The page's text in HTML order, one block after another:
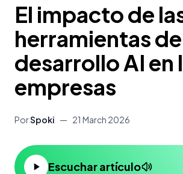
El impacto de
herramientas de
desarrollo AI en
empresas
PorSpoki — 21 March 2026
Escuchar artículo